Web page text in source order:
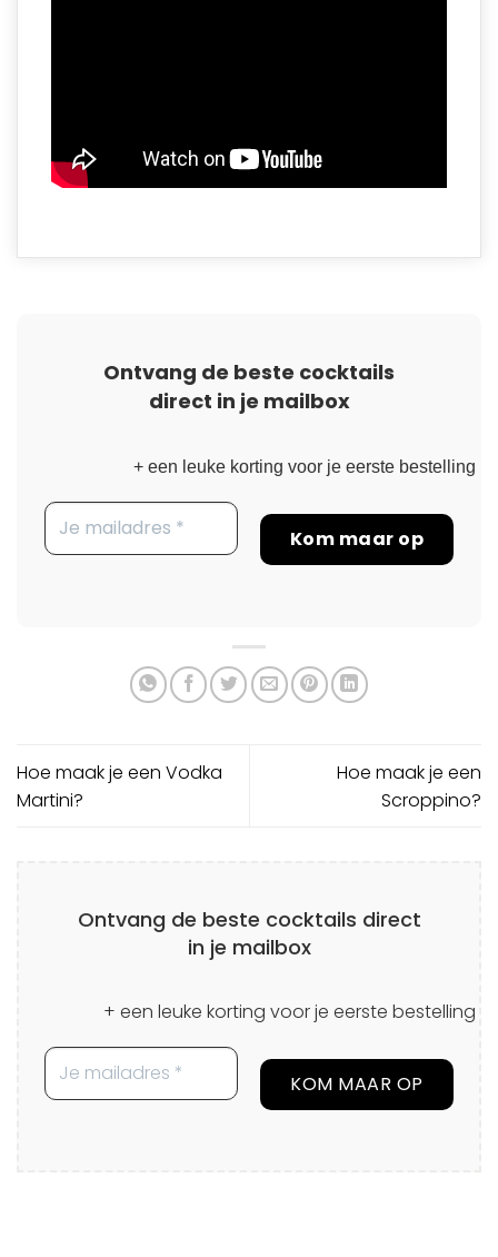
Ontvang de beste cocktails
direct in je mailbox
+ een leuke korting voor je eerste bestelling
Hoe maak je een Vodka
Martini?
Hoe maak je een
Scroppino?
Ontvang de beste cocktails direct
in je mailbox
+ een leuke korting voor je eerste bestelling